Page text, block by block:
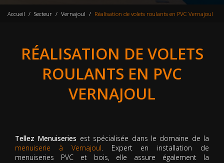
Accueil Secteur Vernajoul Réalisation de volets roulants en PVC Vernajoul
RÉALISATION DE VOLETS
ROULANTS EN PVC
VERNAJOUL
Tellez Menuiseries est spécialisée dans le domaine de la
menuiserie à Vernajoul. Expert en installation de
menuiseries PVC et bois, elle assure également la